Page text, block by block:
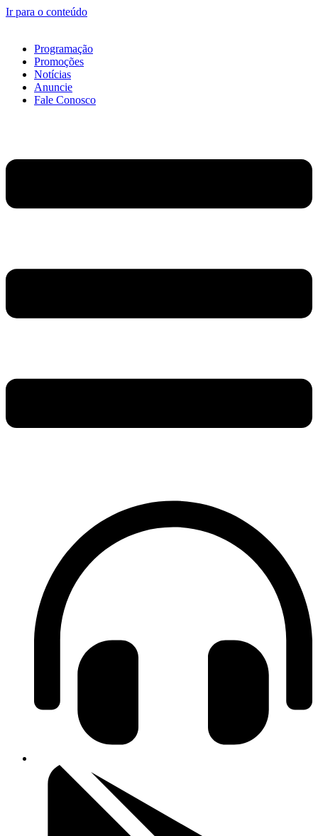
Ir para o conteúdo
Programação
Promoções
Notícias
Anuncie
Fale Conosco